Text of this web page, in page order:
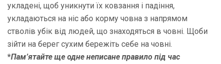
укладені, щоб уникнути їх ковзання і падіння,
укладаються на ніс або корму човна з напрямом
стволів убік від людей, що знаходяться в човні. Щоби
зійти на берег сухим бережіть себе на човні.
*Пам’ятайте ще одне неписане правило під час